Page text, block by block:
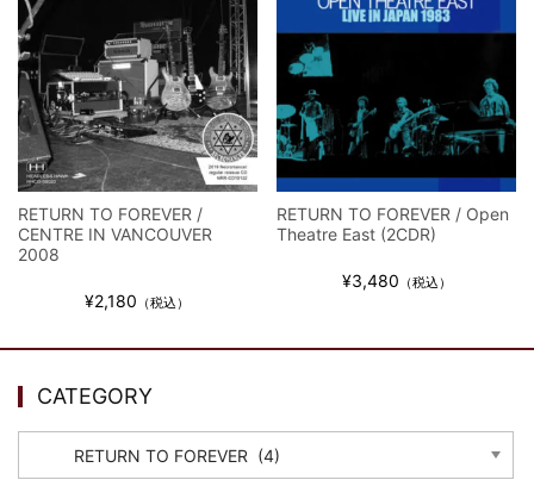
*NEW RELEASE (最新約3ヶ月)
2024.6.24
リアム・ギャラガー / 2024年6月3日 カーディフ公演 IEM/AUD 完
全収録！
*NEW RELEASE (最新約3ヶ月)
2024.6.24
スコーピオンズ / 2024年6月15日 リスボン公演 FHD 完全収録！
*NEW RELEASE (最新約3ヶ月)
2024.6.20
マネスキン / 2024年6月9日 ドイツ ROCK AM RING 公演 FHD 完
全収録！
*NEW RELEASE (最新約3ヶ月)
リアム・ギャラガー / 2024年6月1日 英国シェフィールド公演 完
全収録！
メガデス / 2023年8月4日 ドイツ W.O.A. 公演 FHD 完全収録！
*NEW RELEASE (最新約3ヶ月)
全収録！
*NEW RELEASE (最新約3ヶ月)
2024.6.9
RETURN TO FOREVER /
CENTRE IN VANCOUVER
2008
¥2,180 （税込）
RETURN TO FOREVER / Open
Theatre East (2CDR)
¥3,480 （税込）
CATEGORY